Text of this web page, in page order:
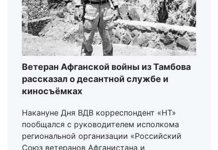
Ветеран Афганской войны из Тамбова
рассказал о десантной службе и
киносъёмках
Накануне Дня ВДВ корреспондент «НТ»
пообщался с руководителем исполкома
региональной организации «Российский
Союз ветеранов Афганистана и